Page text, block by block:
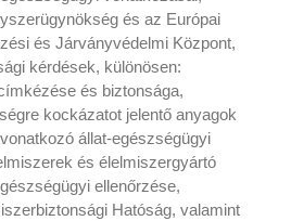
és az Európai
és Járványvédelmi Központ,
kérdések, különösen:
és biztonsága,
kockázatot jelentő anyagok
állat-egészségügyi
és élelmiszergyártó
ellenőrzése,
Hatóság, valamint